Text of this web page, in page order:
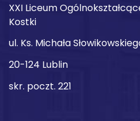
XXI Liceum
Kostki
ul. Ks. Michała
20-124 Lublin
skr. poczt. 221